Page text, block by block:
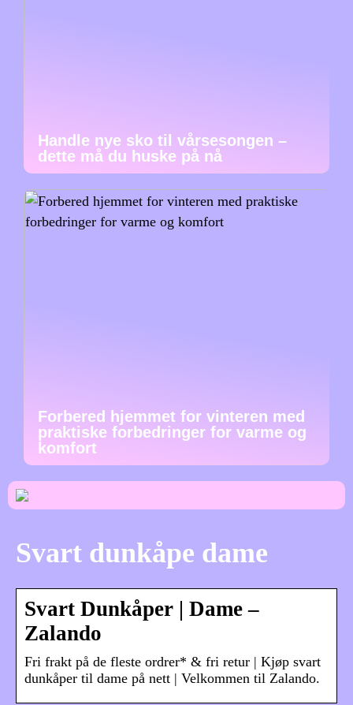
Handle nye sko til vårsesongen –
dette må du huske på nå
Forbered hjemmet for vinteren med
praktiske forbedringer for varme og
komfort
Svart dunkåpe dame
Svart Dunkåper | Dame –
Zalando
Fri frakt på de fleste ordrer* & fri retur | Kjøp svart
dunkåper til dame på nett | Velkommen til Zalando.